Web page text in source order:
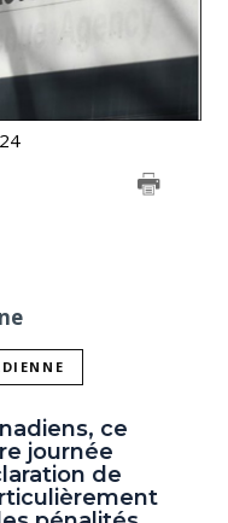
ce
journée
de